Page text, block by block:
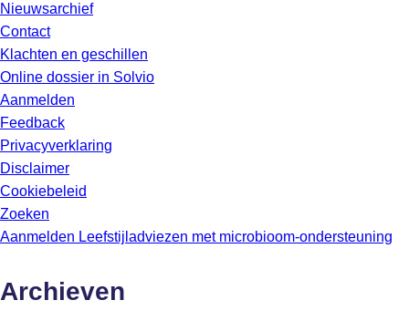
Nieuwsarchief
Contact
Klachten en geschillen
Online dossier in Solvio
Aanmelden
Feedback
Privacyverklaring
Disclaimer
Cookiebeleid
Zoeken
Aanmelden Leefstijladviezen met microbioom-ondersteuning
Archieven